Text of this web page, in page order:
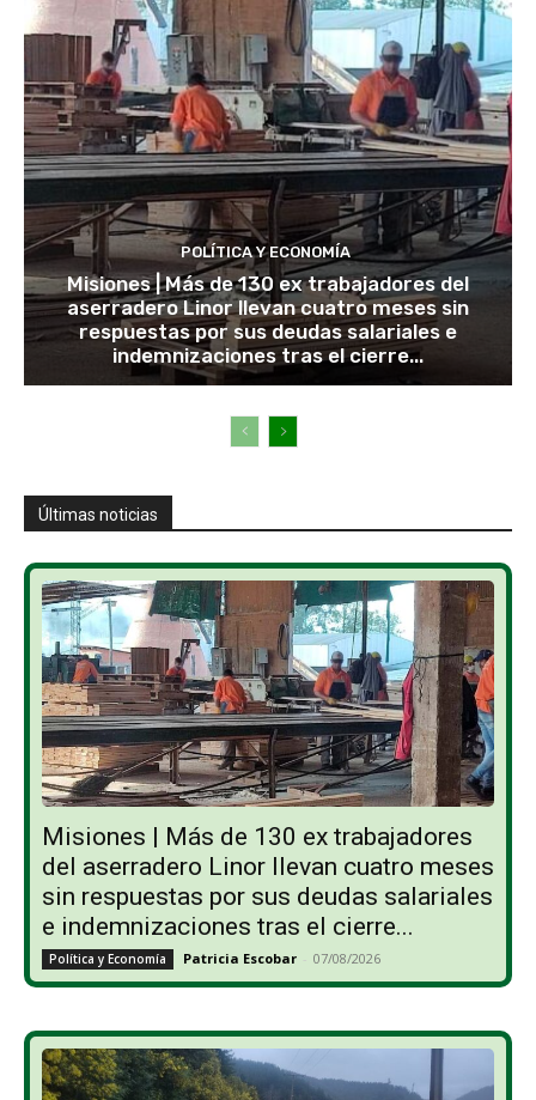
POLÍTICA Y ECONOMÍA
Misiones | Más de 130 ex trabajadores del
aserradero Linor llevan cuatro meses sin
respuestas por sus deudas salariales e
indemnizaciones tras el cierre...
Últimas noticias
Misiones | Más de 130 ex trabajadores
del aserradero Linor llevan cuatro meses
sin respuestas por sus deudas salariales
e indemnizaciones tras el cierre...
Política y Economía Patricia Escobar - 07/08/2026